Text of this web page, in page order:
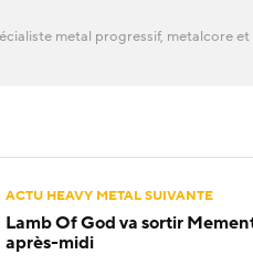
metal progressif, metalcore
ACTU HEAVY METAL SUIVANTE
Lamb Of God va sortir
après-midi